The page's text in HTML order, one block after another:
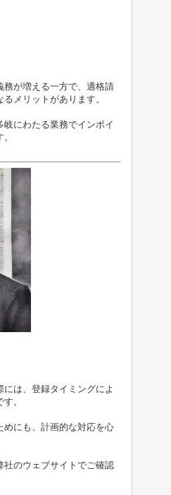
務が増える一方で、適格請
メリットがあります。
にわたる業務でインボイ
は、登録タイミングによ
。
めにも、計画的な対応を心
社のウェブサイトでご確認